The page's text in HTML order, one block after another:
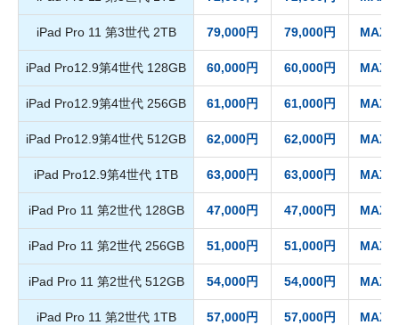
iPad Pro 11 第3世代 2TB 79,000円 79,000円 MAX
iPad Pro12.9第4世代 128GB 60,000円 60,000円 MAX
iPad Pro12.9第4世代 256GB 61,000円 61,000円 MAX
iPad Pro12.9第4世代 512GB 62,000円 62,000円 MAX
iPad Pro12.9第4世代 1TB 63,000円 63,000円 MAX
iPad Pro 11 第2世代 128GB 47,000円 47,000円 MAX
iPad Pro 11 第2世代 256GB 51,000円 51,000円 MAX
iPad Pro 11 第2世代 512GB 54,000円 54,000円 MAX
iPad Pro 11 第2世代 1TB 57,000円 57,000円 MAX